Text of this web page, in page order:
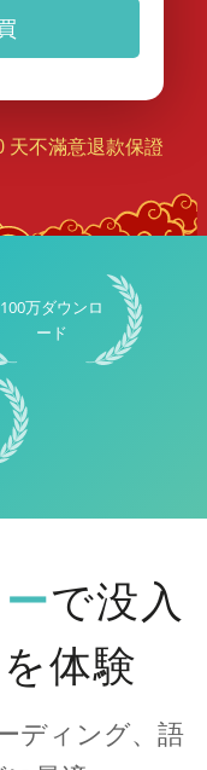
天不滿意退款保證
100万ダウンロ
ード
で没入
体験
ディング、語